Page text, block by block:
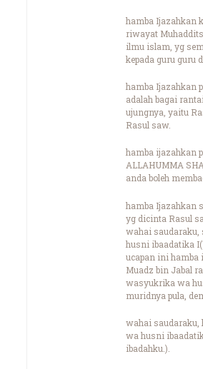
hamba Ijazahkan
riwayat
ilmu islam, yg
kepada guru guru
hamba Ijazahkan
adalah bagai
ujungnya, yaitu
Rasul saw.
hamba ijazahkan
ALLAHUMMA
anda boleh
hamba Ijazahkan
yg dicinta Rasul
wahai saudaraku,
husni ibaadatika
ucapan ini hamba
Muadz bin Jabal
wasyukrika wa
muridnya pula,
wahai saudaraku,
wa husni
ibadahku.).